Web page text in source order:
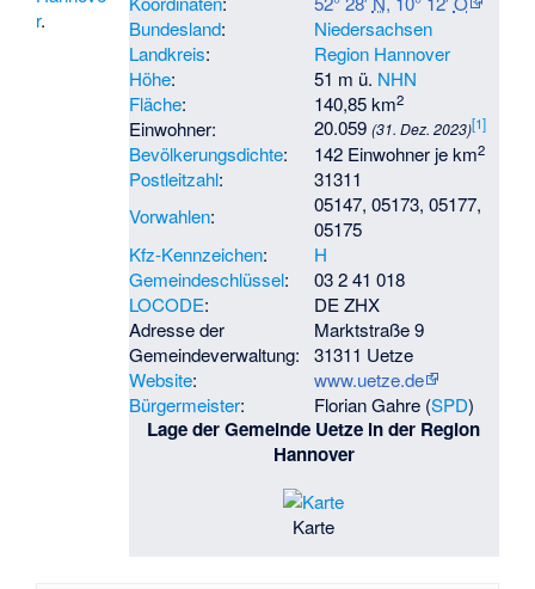
Bundesland:
Niedersachsen
Landkreis:
Region Hannover
Höhe: 51 m ü. NHN
Fläche: 140,85 km2
Einwohner: 20.059 (31. Dez. 2023)[1]
Bevölkerungsdichte: 142 Einwohner je km2
Postleitzahl:
31311
Vorwahlen:
05147, 05173, 05177,
05175
Kfz-Kennzeichen:
H
Gemeindeschlüssel:
03 2 41 018
LOCODE:
DE ZHX
Adresse der
Gemeindeverwaltung:
Marktstraße 9
31311 Uetze
Website:
www.uetze.de
Bürgermeister: Florian Gahre(SPD)
Lage der Gemeinde Uetze in der Region
Hannover
Karte
r.